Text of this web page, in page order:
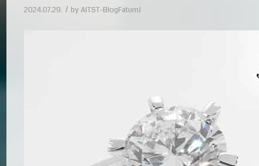
2024.07.29. / by AITST-BlogFatumJ